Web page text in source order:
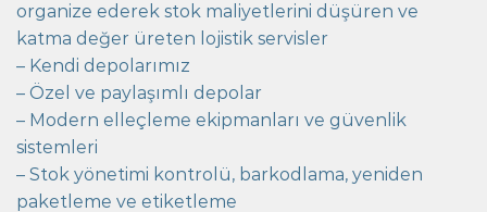
organize ederek stok maliyetlerini düşüren ve
katma değer üreten lojistik servisler
– Kendi depolarımız
– Özel ve paylaşımlı depolar
– Modern elleçleme ekipmanları ve güvenlik
sistemleri
– Stok yönetimi kontrolü, barkodlama, yeniden
paketleme ve etiketleme